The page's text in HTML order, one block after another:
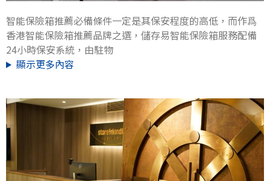
智能保險箱推薦必備條件一定是其保安程度的高低，而作爲
香港智能保險箱推薦品牌之選，儲存易智能保險箱服務配備
24小時保安系統，由駐物
顯示更多內容